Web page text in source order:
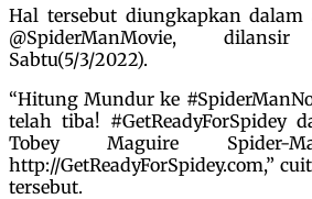
Hal tersebut diungkapkan
@SpiderManMovie, dilansir
Sabtu(5/3/2022).
“Hitung Mundur ke
telah tiba! #GetReadyForSpidey
Tobey Maguire
http://GetReadyForSpidey.com,”
tersebut.